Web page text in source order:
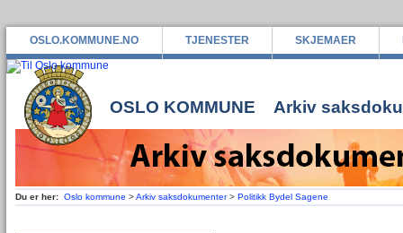
OSLO.KOMMUNE.NO TJENESTER SKJEMAER
OSLO KOMMUNE Arkiv
Du er her: Oslo kommune >Arkiv saksdokumenter> Politikk Bydel Sagene